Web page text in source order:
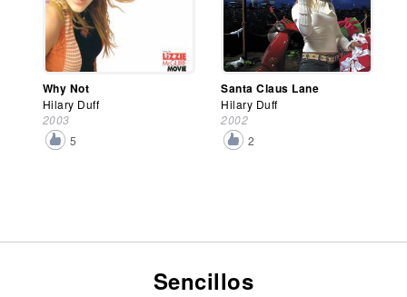
Why Not
Hilary Duff
2003
5
Santa Claus Lane
Hilary Duff
2002
2
Sencillos